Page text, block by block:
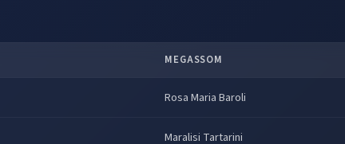
MEGASSOM
Rosa Maria Baroli
Maralisi Tartarini